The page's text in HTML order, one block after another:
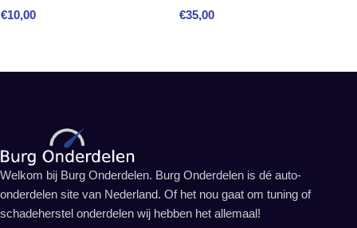
€10,00 €35,00
Welkom bij Burg Onderdelen. Burg Onderdelen is dé auto-
onderdelen site van Nederland. Of het nou gaat om tuning of
schadeherstel onderdelen wij hebben het allemaal!